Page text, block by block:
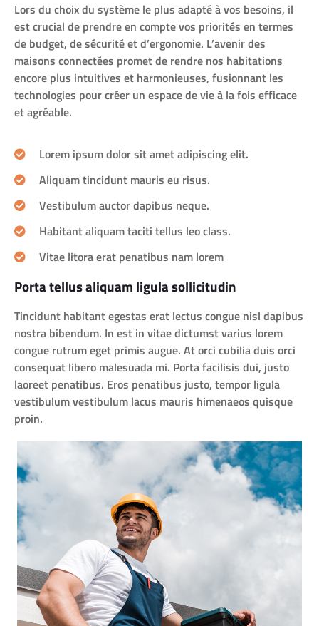
Lors du choix du système le plus adapté à vos besoins, il
est crucial de prendre en compte vos priorités en termes
de budget, de sécurité et d’ergonomie. L’avenir des
maisons connectées promet de rendre nos habitations
encore plus intuitives et harmonieuses, fusionnant les
technologies pour créer un espace de vie à la fois efficace
et agréable.
Lorem ipsum dolor sit amet adipiscing elit.
Aliquam tincidunt mauris eu risus.
Vestibulum auctor dapibus neque.
Habitant aliquam taciti tellus leo class.
Vitae litora erat penatibus nam lorem
Porta tellus aliquam ligula sollicitudin
Tincidunt habitant egestas erat lectus congue nisl dapibus
nostra bibendum. In est in vitae dictumst varius lorem
congue rutrum eget primis augue. At orci cubilia duis orci
consequat libero malesuada mi. Porta facilisis dui, justo
laoreet penatibus. Eros penatibus justo, tempor ligula
vestibulum vestibulum lacus mauris himenaeos quisque
proin.